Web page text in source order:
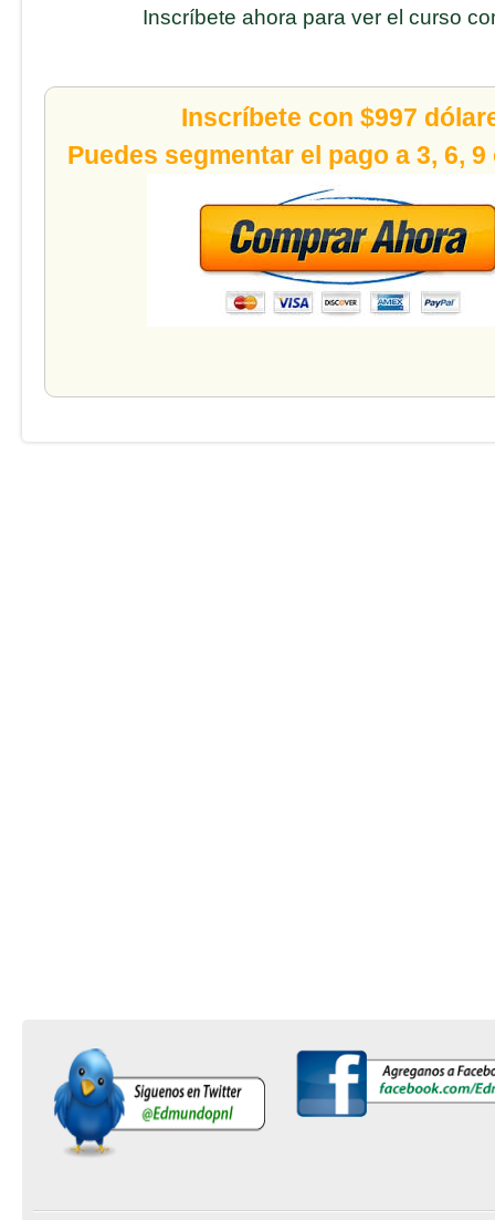
Inscríbete ahora para ver el curso
Inscríbete con $997
Puedes segmentar el pago a 3, 6, 9